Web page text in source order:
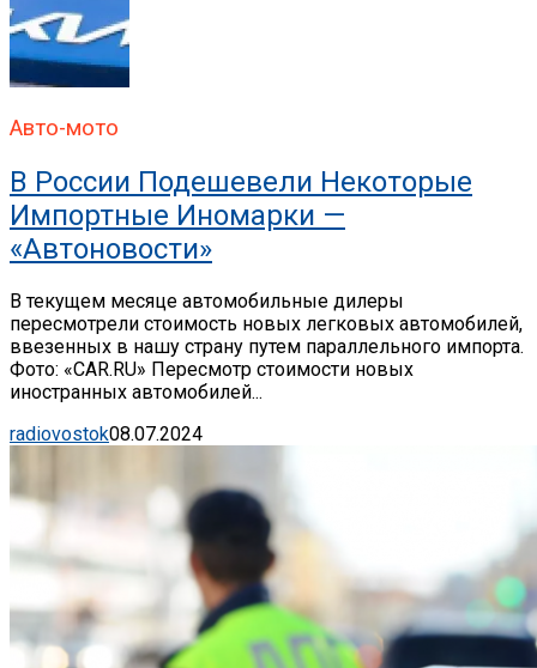
Авто-мото
В России Подешевели Некоторые
Импортные Иномарки —
«Автоновости»
В текущем месяце автомобильные дилеры
пересмотрели стоимость новых легковых автомобилей,
ввезенных в нашу страну путем параллельного импорта.
Фото: «CAR.RU» Пересмотр стоимости новых
иностранных автомобилей...
radiovostok08.07.2024